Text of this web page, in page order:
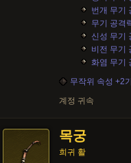
번개 무기
무기 공격
신성 무기
비전 무기
화염 무기
무작위 속성 +2
계정 귀속
목궁
희귀 활